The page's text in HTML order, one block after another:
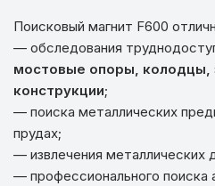
Поисковый магнит F600
— обследования
мостовые опоры, колодцы,
конструкции;
— поиска металлических
прудах;
— извлечения металлических
— профессионального